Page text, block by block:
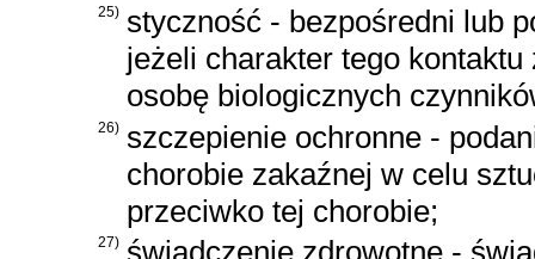
25) styczność - bezpośredni lub
jeżeli charakter tego
osobę biologicznych
26) szczepienie ochronne -
chorobie zakaźnej w celu
przeciwko tej chorobie;
27)